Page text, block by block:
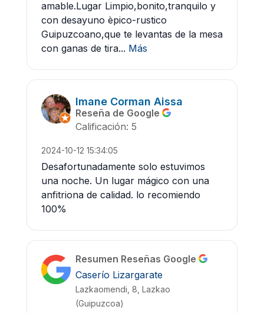
amable.Lugar Limpio,bonito,tranquilo y
con desayuno èpico-rustico
Guipuzcoano,que te levantas de la mesa
con ganas de tira... Más
Imane Corman Aissa
Reseña de Google
Calificación: 5
2024-10-12 15:34:05
Desafortunadamente solo estuvimos
una noche. Un lugar mágico con una
anfitriona de calidad. lo recomiendo
100%
Resumen Reseñas Google
Caserío Lizargarate
Lazkaomendi, 8, Lazkao
(Guipuzcoa)